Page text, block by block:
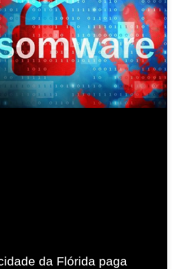
da Flórida paga